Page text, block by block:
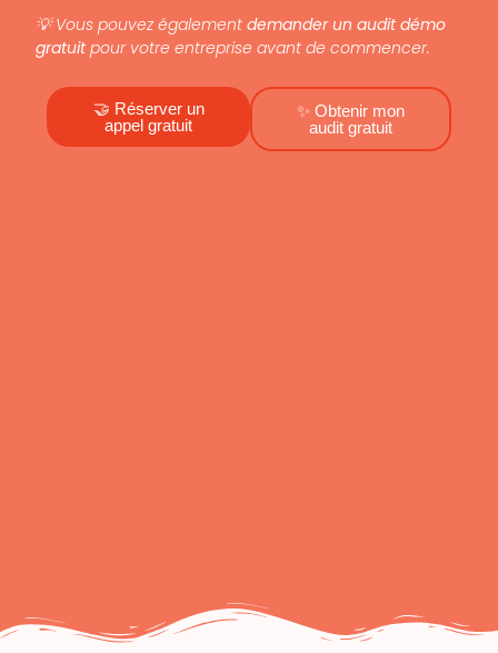
💡 Vous pouvez égalementdemander un audit démo
gratuitpour votre entreprise avant de commencer.
✨ Obtenir mon
audit gratuit
🤝 Réserver un
appel gratuit